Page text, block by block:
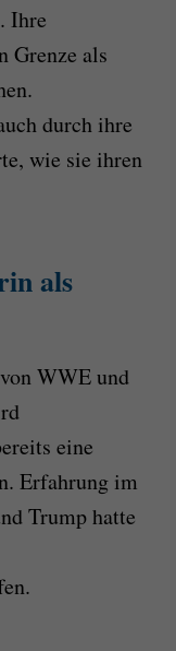
Ihre
Grenze als
durch ihre
wie sie ihren
als
WWE und
eine
Erfahrung im
Trump hatte